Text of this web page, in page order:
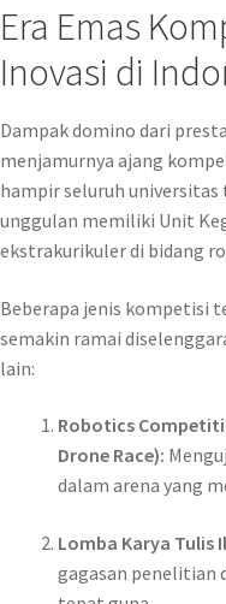
Era Emas
Inovasi di
Dampak domino dari
menjamurnya ajang
hampir seluruh
unggulan memiliki Unit
ekstrakurikuler di bidang
Beberapa jenis kompetisi
semakin ramai
lain:
Robotics
Drone Race):
dalam arena yang
Lomba Karya Tulis
gagasan penelitian